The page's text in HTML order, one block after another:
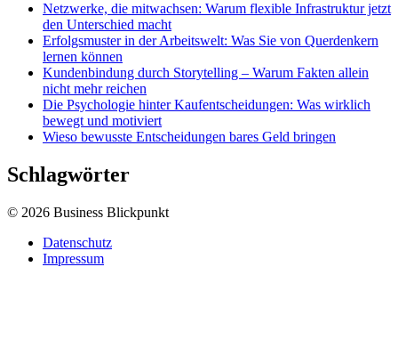
Netzwerke, die mitwachsen: Warum flexible Infrastruktur jetzt
den Unterschied macht
Erfolgsmuster in der Arbeitswelt: Was Sie von Querdenkern
lernen können
Kundenbindung durch Storytelling – Warum Fakten allein
nicht mehr reichen
Die Psychologie hinter Kaufentscheidungen: Was wirklich
bewegt und motiviert
Wieso bewusste Entscheidungen bares Geld bringen
Schlagwörter
© 2026 Business Blickpunkt
Datenschutz
Impressum